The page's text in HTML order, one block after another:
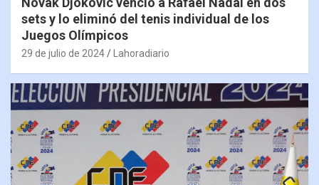
sets y lo eliminó del tenis individual de los
Juegos Olímpicos
29 de julio de 2024 Lahoradiario